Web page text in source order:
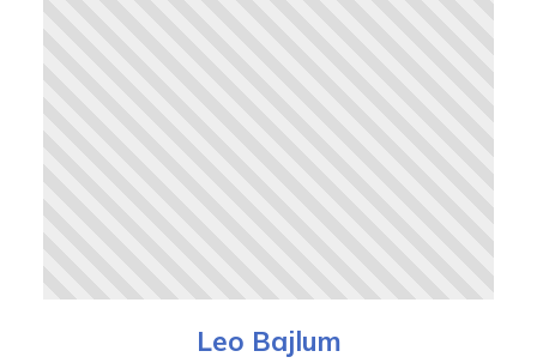
Leo Bajlum